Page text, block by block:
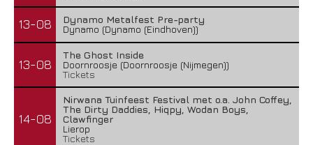
13-08
Dynamo Metalfest Pre-party
Dynamo (Dynamo (Eindhoven))
13-08
The Ghost Inside
Doornroosje (Doornroosje (Nijmegen))
Tickets
14-08
Nirwana Tuinfeest Festival met o.a. John Coffey,
The Dirty Daddies, Hiqpy, Wodan Boys,
Clawfinger
Lierop
Tickets